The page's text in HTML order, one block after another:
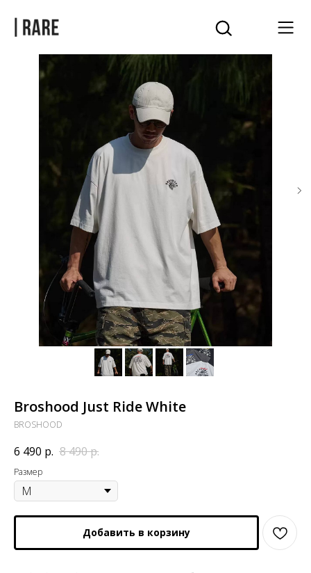
Broshood Just Ride White
BROSHOOD
6 490 р. 8 490р.
Размер
Добавить в корзину